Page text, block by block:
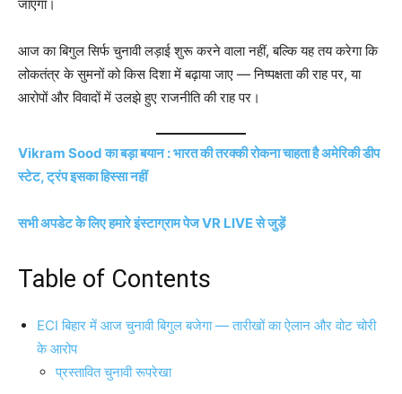
जाएगा।
आज का बिगुल सिर्फ चुनावी लड़ाई शुरू करने वाला नहीं, बल्कि यह तय करेगा कि
लोकतंत्र के सुमनों को किस दिशा में बढ़ाया जाए — निष्पक्षता की राह पर, या
आरोपों और विवादों में उलझे हुए राजनीति की राह पर।
Vikram Sood का बड़ा बयान : भारत की तरक्की रोकना चाहता है अमेरिकी डीप
स्टेट, ट्रंप इसका हिस्सा नहीं
सभी अपडेट के लिए हमारे इंस्टाग्राम पेज VR LIVE से जुड़ें
Table of Contents
ECI बिहार में आज चुनावी बिगुल बजेगा — तारीखों का ऐलान और वोट चोरी
के आरोप
प्रस्तावित चुनावी रूपरेखा